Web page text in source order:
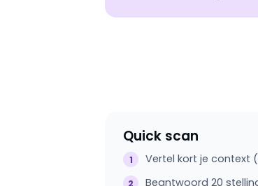
Quick scan
Vertel kort je context
Beantwoord 20